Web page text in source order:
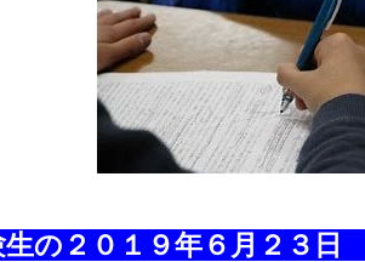
の２０１９年６月２３